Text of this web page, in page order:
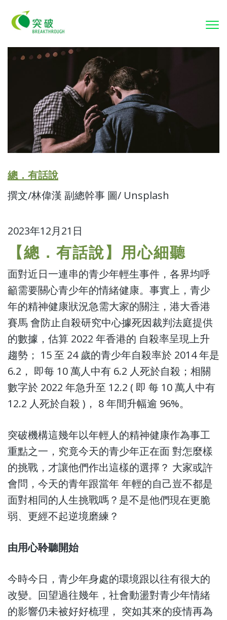
總．有話說
撰文/林偉漢 副總幹事 圖/ Unsplash
2023年12月21日
【總．有話說】用心細聽
面對近日一連串的青少年輕生事件，各界均呼
籲需要關心青少年的情緒健康。事實上，青少
年的精神健康狀況急需大家的關注，港大香港
賽馬 會防止自殺研究中心據死因裁判法庭提供
的數據，估算 2022 年香港的 自殺率呈現上升
趨勢； 15 至 24 歲的青少年自殺率於 2014 年是
6.2， 即每 10 萬人中有 6.2 人死於自殺；相關
數字於 2022 年急升至 12.2 ( 即 每 10 萬人中有
12.2 人死於自殺 )， 8 年間升幅逾 96%。
突破機構這幾年以年輕人的精神健康作為事工
重點之一，究竟今天的青少年正在面 對怎麼樣
的挑戰，才讓他們作出這樣的選擇？ 大家或許
會問，今天的青年跟當年 年輕的自己豈不都是
面對相同的人生挑戰嗎？是不是他們現在更脆
弱、更經不起逆境磨練？
由用心聆聽開始
今時今日，青少年身處的環境跟以往有很大的
改變。回望過往幾年，社會動盪對青少年情緒
的影響仍未被好好梳理， 突如其來的疫情再為